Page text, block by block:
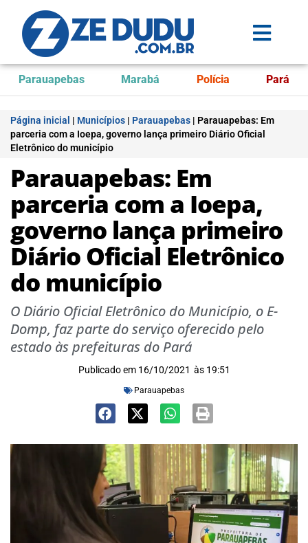
Parauapebas Marabá Polícia Pará
Página inicial | Municípios | Parauapebas | Parauapebas: Em
parceria com a Ioepa, governo lança primeiro Diário Oficial
Eletrônico do município
Parauapebas: Em
parceria com a Ioepa,
governo lança primeiro
Diário Oficial Eletrônico
do município
O Diário Oficial Eletrônico do Município, o E-
Domp, faz parte do serviço oferecido pelo
estado às prefeituras do Pará
Publicado em 16/10/2021 às 19:51
Parauapebas